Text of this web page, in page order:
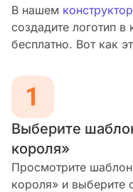
В нашем
создадите логотип
бесплатно. Вот как
Выберите
короля»
Просмотрите
короля» и выберите